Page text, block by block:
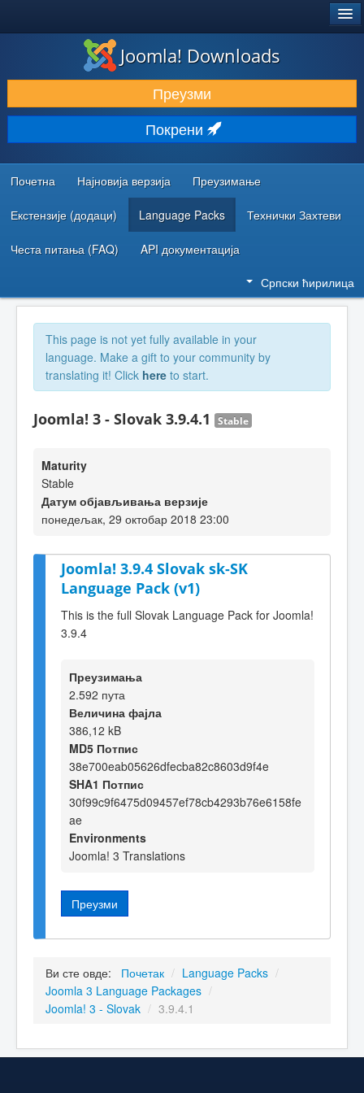
ПРЕУЗИМАЊЕ И ПРОШИРЕЊА (ЕКСТЕНЗИЈЕ)
ОТКРИЈТЕ И НАУЧИТЕ
ЗАЈЕДНИЦА И ПОДРШКА
РЕСУРСИ ЗА РАЗВОЈ
Joomla! Downloads
Преузми
Покрени
Почетна Најновија верзија Преузимање
Екстензије (додаци) Language Packs Технички Захтеви
Честа питања (FAQ) API документација
Српски ћирилица
This page is not yet fully available in your
language. Make a gift to your community by
translating it! Click here to start.
Joomla! 3 - Slovak 3.9.4.1 Stable
Maturity
Stable
Датум објављивања верзије
понедељак, 29 октобар 2018 23:00
Joomla! 3.9.4 Slovak sk-SK
Language Pack (v1)
This is the full Slovak Language Pack for Joomla!
3.9.4
Преузимања
2.592 пута
Величина фајла
386,12 kB
MD5 Потпис
38e700eab05626dfecba82c8603d9f4e
SHA1 Потпис
30f99c9f6475d09457ef78cb4293b76e6158fe
ae
Environments
Joomla! 3 Translations
Преузми
Ви сте овде: Почетак / Language Packs /
Joomla 3 Language Packages /
Joomla! 3 - Slovak / 3.9.4.1